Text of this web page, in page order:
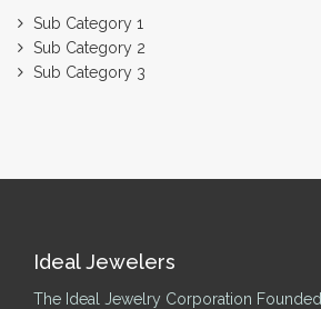
Sub Category 1
Sub Category 2
Sub Category 3
Ideal Jewelers
The Ideal Jewelry Corporation